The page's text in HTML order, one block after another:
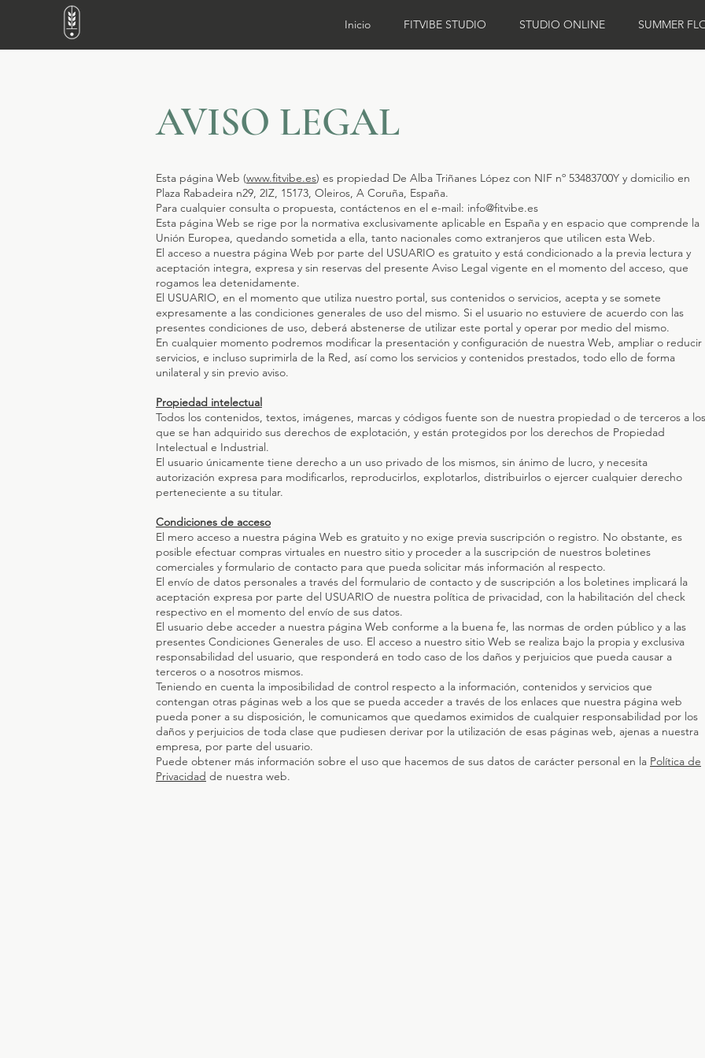
Inicio FITVIBE STUDIO STUDIO ONLINE SUMMER
AVISO LEGAL
Esta página Web (www.fitvibe.es) es propiedad De Alba Triñanes López con NIF nº 53483700Y y domicilio en
Plaza Rabadeira n29, 2IZ, 15173, Oleiros, A Coruña, España.
Para cualquier consulta o propuesta, contáctenos en el e-mail: info@fitvibe.es
Esta página Web se rige por la normativa exclusivamente aplicable en España y en espacio que comprende la
Unión Europea, quedando sometida a ella, tanto nacionales como extranjeros que utilicen esta Web.
El acceso a nuestra página Web por parte del USUARIO es gratuito y está condicionado a la previa lectura y
aceptación integra, expresa y sin reservas del presente Aviso Legal vigente en el momento del acceso, que
rogamos lea detenidamente.
El USUARIO, en el momento que utiliza nuestro portal, sus contenidos o servicios, acepta y se somete
expresamente a las condiciones generales de uso del mismo. Si el usuario no estuviere de acuerdo con las
presentes condiciones de uso, deberá abstenerse de utilizar este portal y operar por medio del mismo.
En cualquier momento podremos modificar la presentación y configuración de nuestra Web, ampliar o reducir
servicios, e incluso suprimirla de la Red, así como los servicios y contenidos prestados, todo ello de forma
unilateral y sin previo aviso.
Propiedad intelectual
Todos los contenidos, textos, imágenes, marcas y códigos fuente son de nuestra propiedad o de terceros a los
que se han adquirido sus derechos de explotación, y están protegidos por los derechos de Propiedad
Intelectual e Industrial.
El usuario únicamente tiene derecho a un uso privado de los mismos, sin ánimo de lucro, y necesita
autorización expresa para modificarlos, reproducirlos, explotarlos, distribuirlos o ejercer cualquier derecho
perteneciente a su titular.
Condiciones de acceso
El mero acceso a nuestra página Web es gratuito y no exige previa suscripción o registro. No obstante, es
posible efectuar compras virtuales en nuestro sitio y proceder a la suscripción de nuestros boletines
comerciales y formulario de contacto para que pueda solicitar más información al respecto.
El envío de datos personales a través del formulario de contacto y de suscripción a los boletines implicará la
aceptación expresa por parte del USUARIO de nuestra política de privacidad, con la habilitación del check
respectivo en el momento del envío de sus datos.
El usuario debe acceder a nuestra página Web conforme a la buena fe, las normas de orden público y a las
presentes Condiciones Generales de uso. El acceso a nuestro sitio Web se realiza bajo la propia y exclusiva
responsabilidad del usuario, que responderá en todo caso de los daños y perjuicios que pueda causar a
terceros o a nosotros mismos.
Teniendo en cuenta la imposibilidad de control respecto a la información, contenidos y servicios que
contengan otras páginas web a los que se pueda acceder a través de los enlaces que nuestra página web
pueda poner a su disposición, le comunicamos que quedamos eximidos de cualquier responsabilidad por los
daños y perjuicios de toda clase que pudiesen derivar por la utilización de esas páginas web, ajenas a nuestra
empresa, por parte del usuario.
Puede obtener más información sobre el uso que hacemos de sus datos de carácter personal en la Política de
Privacidad de nuestra web.